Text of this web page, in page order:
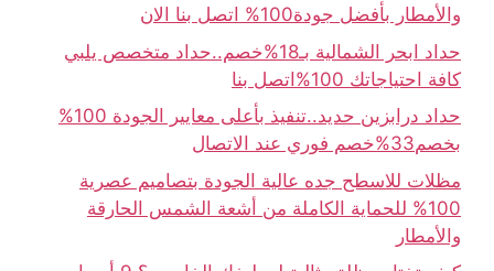
والأمطار بأفضل جودة100% اتصل بنا الان
حداد ابحر الشمالية بـ18%خصم..حداد متخصص يلبي
كافة احتياجاتك 100%اتصل بنا
حداد درابزين حديد..تنفيذ بأعلى معايير الجودة 100%
بخصم33%خصم فوري عند الاتصال
مظلات للاسطح جده عالية الجودة بتصاميم عصرية
100% للحماية الكاملة من أشعة الشمس الحارقة
والأمطار